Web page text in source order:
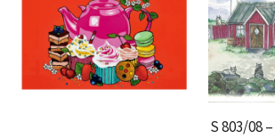
S 803/08